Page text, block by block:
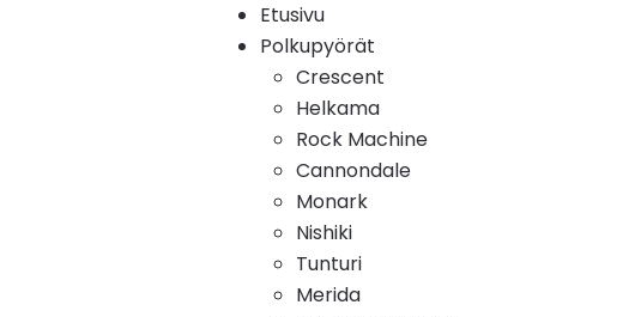
Etusivu
Polkupyörät
Crescent
Helkama
Rock Machine
Cannondale
Monark
Nishiki
Tunturi
Merida